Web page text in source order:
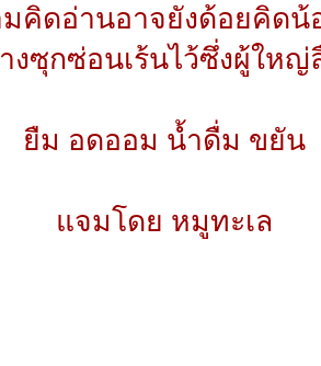
คิดอ่านอาจยังด้อยคิดน้
งซุกซ่อนเร้นไว้ซึ่งผู้ใหญ่
ยืม อดออม น้ำดื่ม ขยัน
แจมโดย หมูทะเล